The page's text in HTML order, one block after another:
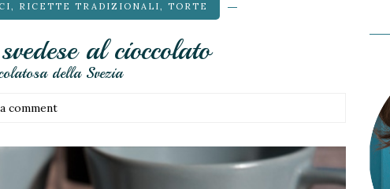
, RICETTE TRADIZIONALI,TORTE
al cioccolato
della Svezia
comment